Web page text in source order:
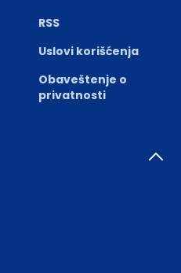
RSS
Uslovi korišćenja
Obaveštenje o
privatnosti